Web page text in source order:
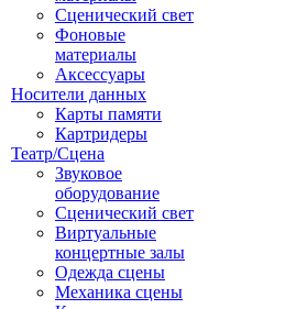
Сценический свет
Фоновые
материалы
Аксессуары
Носители данных
Карты памяти
Картридеры
Театр/Сцена
Звуковое
оборудование
Сценический свет
Виртуальные
концертные залы
Одежда сцены
Механика сцены